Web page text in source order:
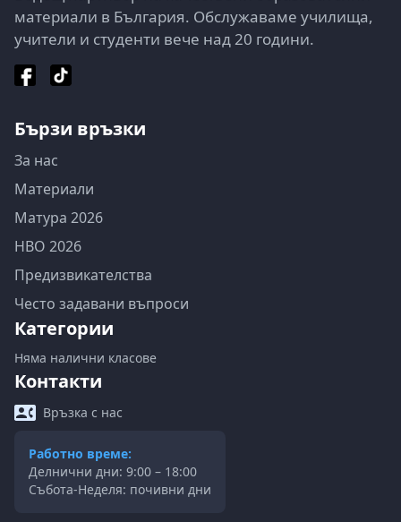
материали в България. Обслужаваме училища,
учители и студенти вече над 20 години.
Бързи връзки
За нас
Материали
Матура 2026
НВО 2026
Предизвикателства
Често задавани въпроси
Категории
Няма налични класове
Контакти
Връзка с нас
Работно време:
Делнични дни: 9:00 – 18:00
Събота-Неделя: почивни дни